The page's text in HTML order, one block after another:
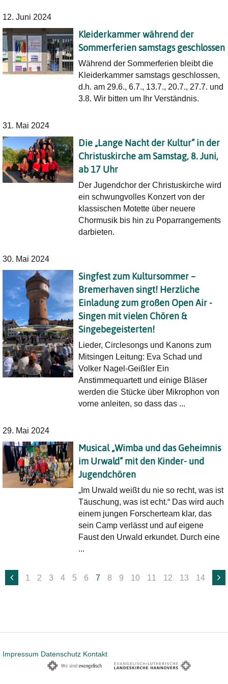
12. Juni 2024
Kleiderkammer während der
Sommerferien samstags geschlossen
Während der Sommerferien bleibt die
Kleiderkammer samstags geschlossen,
d.h. am 29.6., 6.7., 13.7., 20.7., 27.7. und
3.8. Wir bitten um Ihr Verständnis.
31. Mai 2024
Die „Lange Nacht der Kultur“ in der
Christuskirche am Samstag, 8. Juni,
ab 17 Uhr
Der Jugendchor der Christuskirche wird
ein schwungvolles Konzert von der
klassischen Motette über neuere
Chormusik bis hin zu Poparrangements
darbieten.
30. Mai 2024
Singfest zum Kultursommer –
Bremerhaven singt! Herzliche
Einladung zum großen Open Air -
Singen mit vielen Chören &
Singebegeisterten!
Lieder, Circlesongs und Kanons zum
Mitsingen Leitung: Eva Schad und
Volker Nagel-Geißler Ein
Anstimmequartett und einige Bläser
werden die Stücke über Mikrophon von
vorne anleiten, so dass das ...
29. Mai 2024
Musical „Wimba und das Geheimnis
im Urwald“ mit den Kinder- und
Jugendchören
„Im Urwald weißt du nie so recht, was ist
Täuschung, was ist echt.“ Das wird auch
einem jungen Forscherteam klar, das
sein Camp verlässt und auf eigene
Faust den Urwald erkundet. Durch eine
...
1 2 3 4 5 6 7 8 9 10 11 12 13 14
Impressum Datenschutz Kontakt